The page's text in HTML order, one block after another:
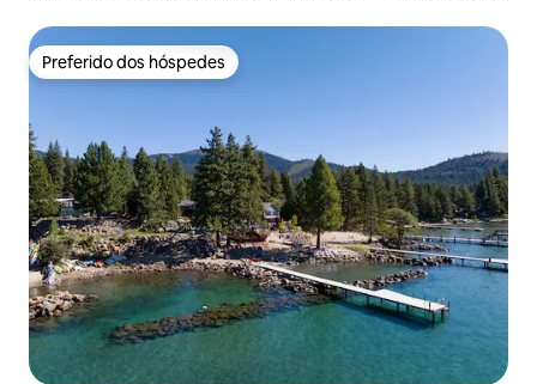
Preferido dos hóspedes
Preferido dos hóspedes